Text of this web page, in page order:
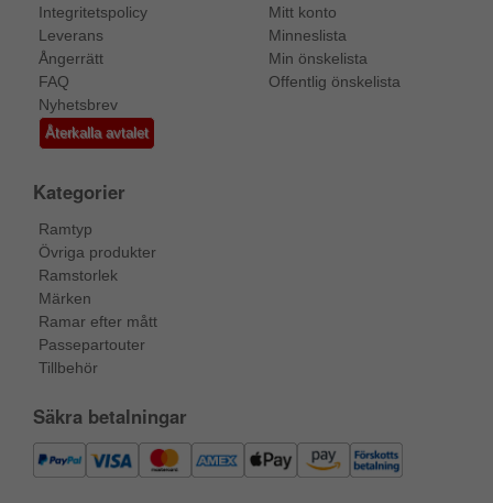
Integritetspolicy
Leverans
Ångerrätt
FAQ
Nyhetsbrev
Återkalla avtalet
Mitt konto
Minneslista
Min önskelista
Offentlig önskelista
Kategorier
Ramtyp
Övriga produkter
Ramstorlek
Märken
Ramar efter mått
Passepartouter
Tillbehör
Säkra betalningar